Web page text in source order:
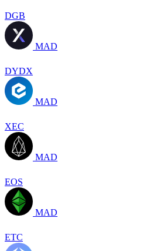
DGB
MAD
DYDX
MAD
XEC
MAD
EOS
MAD
ETC